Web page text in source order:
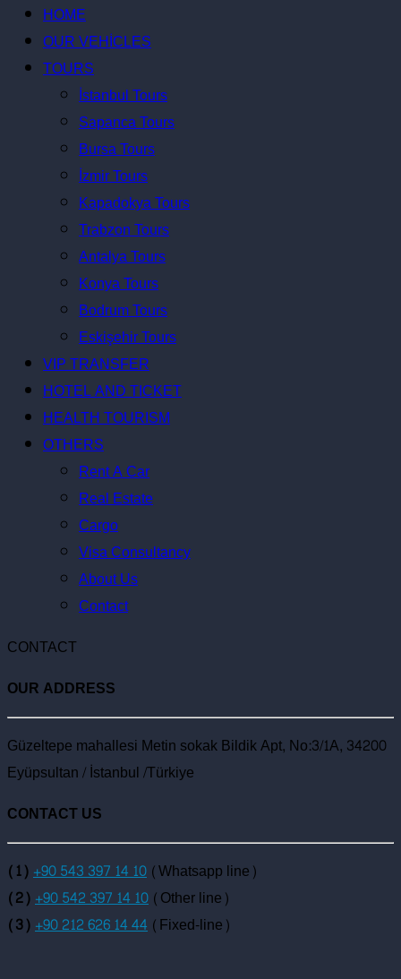
HOME
OUR VEHİCLES
TOURS
İstanbul Tours
Sapanca Tours
Bursa Tours
İzmir Tours
Kapadokya Tours
Trabzon Tours
Antalya Tours
Konya Tours
Bodrum Tours
Eskişehir Tours
VIP TRANSFER
HOTEL AND TICKET
HEALTH TOURISM
OTHERS
Rent A Car
Real Estate
Cargo
Visa Consultancy
About Us
Contact
CONTACT
OUR ADDRESS
Güzeltepe mahallesi Metin sokak Bildik Apt, No:3/1A, 34200
Eyüpsultan / İstanbul /Türkiye
CONTACT US
(1)+90 543 397 14 10 (Whatsapp line)
(2)+90 542 397 14 10 (Other line)
(3)+90 212 626 14 44 (Fixed-line)